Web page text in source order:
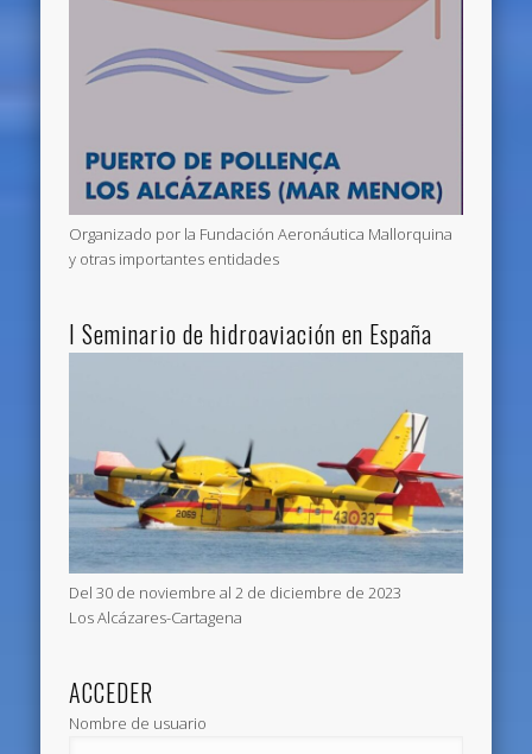
Organizado por la Fundación Aeronáutica Mallorquina
y otras importantes entidades
I Seminario de hidroaviación en España
Del 30 de noviembre al 2 de diciembre de 2023
Los Alcázares-Cartagena
ACCEDER
Nombre de usuario